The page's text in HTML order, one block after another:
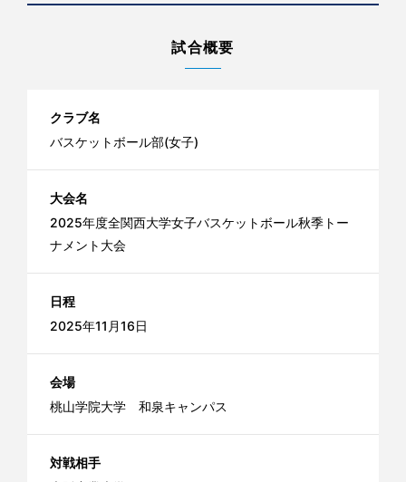
試合概要
クラブ名
バスケットボール部(女子)
大会名
2025年度全関西大学女子バスケットボール秋季トー
ナメント大会
日程
2025年11月16日
会場
桃山学院大学 和泉キャンパス
対戦相手